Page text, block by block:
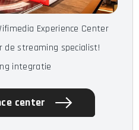
Experience Center
de streaming specialist!
integratie
center